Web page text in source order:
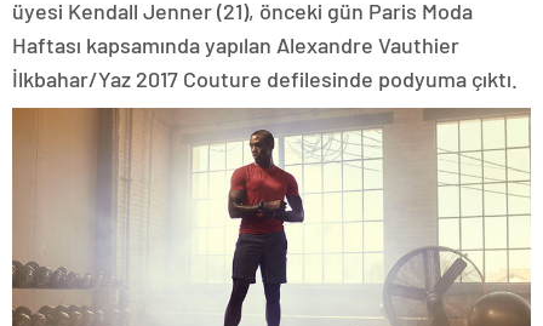
üyesi Kendall Jenner (21), önceki gün Paris Moda
Haftası kapsamında yapılan Alexandre Vauthier
İlkbahar/Yaz 2017 Couture defilesinde podyuma çıktı.